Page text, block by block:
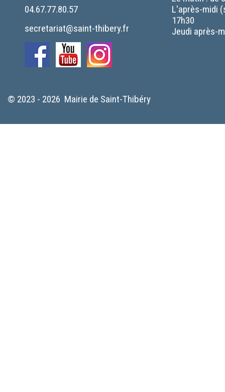
04.67.77.80.57
secretariat@saint-thibery.fr
L'après-midi
17h30
Jeudi après-
© 2023 - 2026 Mairie de Saint-Thibéry